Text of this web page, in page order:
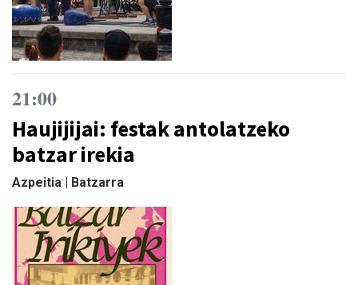
21:00
Haujijijai: festak antolatzeko
batzar irekia
Azpeitia | Batzarra